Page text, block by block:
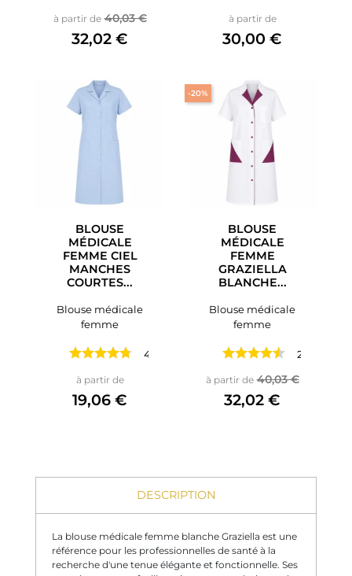
à partir de Prix de base
40,03 €Prix
32,02 €
à partir dePrix
30,00 €
BLOUSE
MÉDICALE
FEMME CIEL
MANCHES
COURTES...
Blouse médicale
femme
4 avis
à partir dePrix
19,06 €
BLOUSE
MÉDICALE
FEMME
GRAZIELLA
BLANCHE...
Blouse médicale
femme
2 avis
à partir de Prix de base
40,03 €Prix
32,02 €
-20%
DESCRIPTION
La blouse médicale femme blanche Graziella est une
référence pour les professionnelles de santé à la
recherche d'une tenue élégante et fonctionnelle. Ses